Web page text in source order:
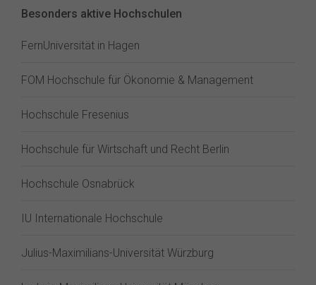
Besonders aktive Hochschulen
FernUniversität in Hagen
FOM Hochschule für Ökonomie & Management
Hochschule Fresenius
Hochschule für Wirtschaft und Recht Berlin
Hochschule Osnabrück
IU Internationale Hochschule
Julius-Maximilians-Universität Würzburg